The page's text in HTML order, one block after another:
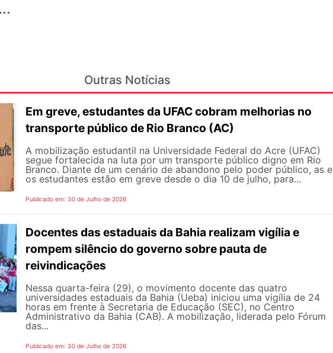
Outras Notícias
Em greve, estudantes da UFAC cobram melhorias no
transporte público de Rio Branco (AC)
A mobilização estudantil na Universidade Federal do Acre (UFAC)
segue fortalecida na luta por um transporte público digno em Rio
Branco. Diante de um cenário de abandono pelo poder público, as e
os estudantes estão em greve desde o dia 10 de julho, para...
Publicado em: 30 de Julho de 2026
Docentes das estaduais da Bahia realizam vigília e
rompem silêncio do governo sobre pauta de
reivindicações
Nessa quarta-feira (29), o movimento docente das quatro
universidades estaduais da Bahia (Ueba) iniciou uma vigília de 24
horas em frente à Secretaria de Educação (SEC), no Centro
Administrativo da Bahia (CAB). A mobilização, liderada pelo Fórum
das...
Publicado em: 30 de Julho de 2026